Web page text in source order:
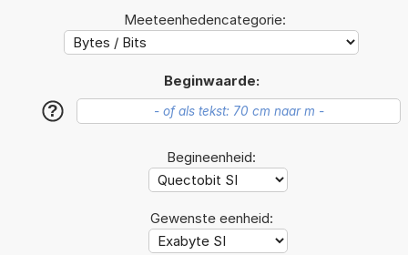
Meeteenhedencategorie:
Beginwaarde:
?
Begineenheid:
Gewenste eenheid: